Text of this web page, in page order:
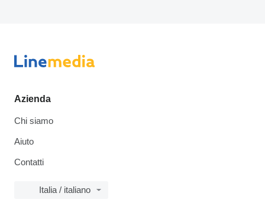
Azienda
Chi siamo
Aiuto
Contatti
Italia / italiano